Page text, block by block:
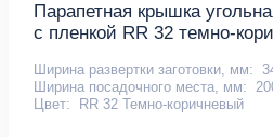
Парапетная крышка
с пленкой RR 32 темно-
Ширина развертки заготовки, мм:
Ширина посадочного места, мм:
Цвет:
RR 32 Темно-коричневый